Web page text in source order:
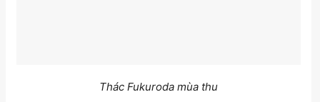
Thác Fukuroda mùa thu